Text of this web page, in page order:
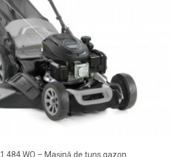
484 WQ – Mașină de tuns gazon